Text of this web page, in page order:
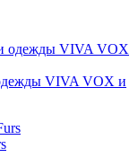
VIVA VOX и